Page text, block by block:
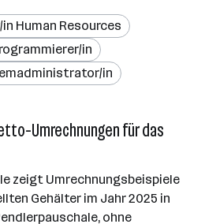
Human Resources
in
in
Umrechnungen für das
zeigt Umrechnungsbeispiele
Gehälter im Jahr 2025 in
ohne